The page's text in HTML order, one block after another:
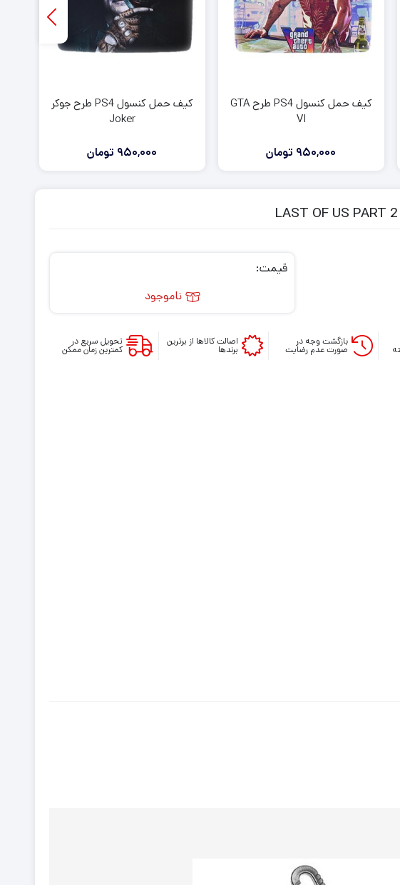
کیف حمل کنسول PS4 طرح GTA
VI
950,000 تومان
کیف حمل کنسول PS4 طرح جوکر
Joker
950,000 تومان
قیمت:
ناموجود
بازگشت وجه در
صورت عدم رضایت
اصالت کالاها از برترین
برندها
تحویل سریع در
کمترین زمان ممکن